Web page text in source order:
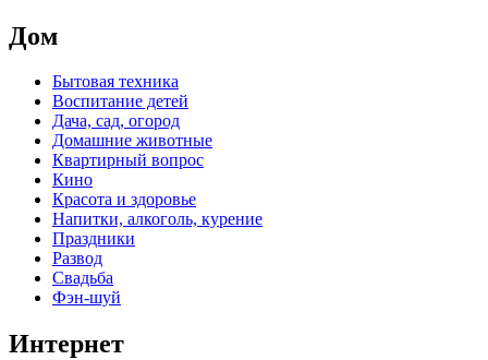
Дом
Бытовая техника
Воспитание детей
Дача, сад, огород
Домашние животные
Квартирный вопрос
Кино
Красота и здоровье
Напитки, алкоголь, курение
Праздники
Развод
Свадьба
Фэн-шуй
Интернет